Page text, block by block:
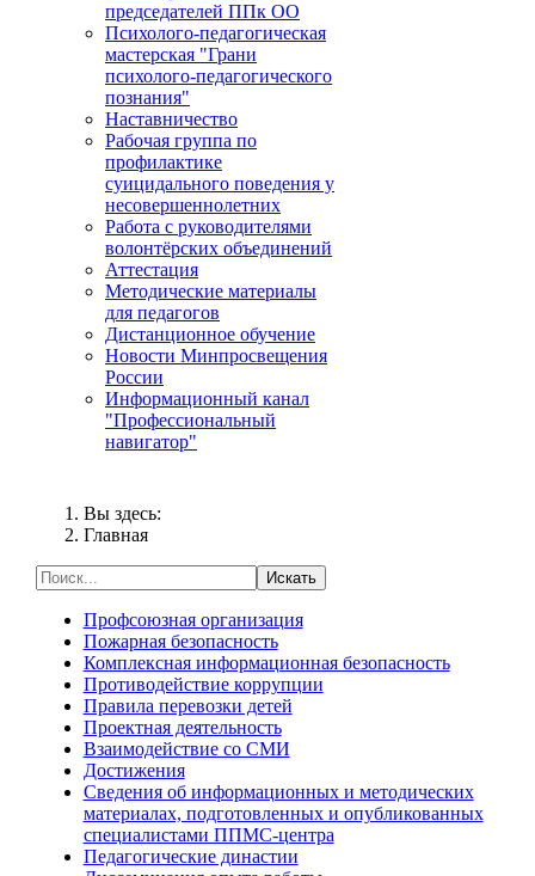
председателей ППк ОО
Психолого-педагогическая
мастерская "Грани
психолого-педагогического
познания"
Наставничество
Рабочая группа по
профилактике
суицидального поведения у
несовершеннолетних
Работа с руководителями
волонтёрских объединений
Аттестация
Методические материалы
для педагогов
Дистанционное обучение
Новости Минпросвещения
России
Информационный канал
"Профессиональный
навигатор"
Вы здесь:
Главная
Искать
Профсоюзная организация
Пожарная безопасность
Комплексная информационная безопасность
Противодействие коррупции
Правила перевозки детей
Проектная деятельность
Взаимодействие со СМИ
Достижения
Сведения об информационных и методических
материалах, подготовленных и опубликованных
специалистами ППМС-центра
Педагогические династии